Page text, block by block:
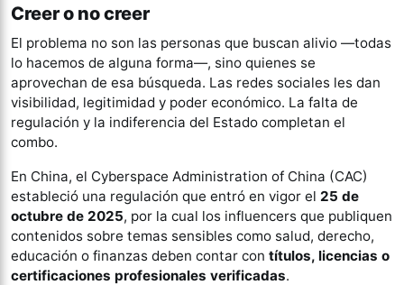
Creer o no creer
El problema no son las personas que buscan alivio —todas
lo hacemos de alguna forma—, sino quienes se
aprovechan de esa búsqueda. Las redes sociales les dan
visibilidad, legitimidad y poder económico. La falta de
regulación y la indiferencia del Estado completan el
combo.
En China, el Cyberspace Administration of China (CAC)
estableció una regulación que entró en vigor el 25 de
octubre de 2025, por la cual los influencers que publiquen
contenidos sobre temas sensibles como salud, derecho,
educación o finanzas deben contar con títulos, licencias o
certificaciones profesionales verificadas.